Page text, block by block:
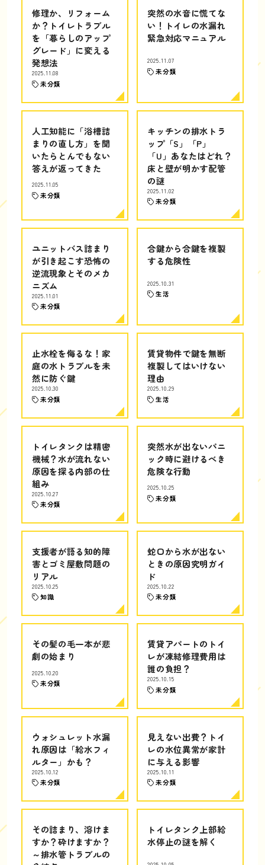
修理か、リフォーム
か？トイレトラブル
を「暮らしのアップ
グレード」に変える
発想法
2025.11.08
未分類
突然の水音に慌てな
い！トイレの水漏れ
緊急対応マニュアル
2025.11.07
未分類
人工知能に「浴槽詰
まりの直し方」を聞
いたらとんでもない
答えが返ってきた
2025.11.05
未分類
キッチンの排水トラ
ップ「S」「P」
「U」あなたはどれ？
床と壁が明かす配管
の謎
2025.11.02
未分類
ユニットバス詰まり
が引き起こす恐怖の
逆流現象とそのメカ
ニズム
2025.11.01
未分類
合鍵から合鍵を複製
する危険性
2025.10.31
生活
止水栓を侮るな！家
庭の水トラブルを未
然に防ぐ鍵
2025.10.30
未分類
賃貸物件で鍵を無断
複製してはいけない
理由
2025.10.29
生活
トイレタンクは精密
機械？水が流れない
原因を探る内部の仕
組み
2025.10.27
未分類
突然水が出ないパニ
ック時に避けるべき
危険な行動
2025.10.25
未分類
支援者が語る知的障
害とゴミ屋敷問題の
リアル
2025.10.25
知識
蛇口から水が出ない
ときの原因究明ガイ
ド
2025.10.22
未分類
その髪の毛一本が悲
劇の始まり
2025.10.20
未分類
賃貸アパートのトイ
レが凍結修理費用は
誰の負担？
2025.10.15
未分類
ウォシュレット水漏
れ原因は「給水フィ
ルター」かも？
2025.10.12
未分類
見えない出費？トイ
レの水位異常が家計
に与える影響
2025.10.11
未分類
その詰まり、溶けま
すか？砕けますか？
～排水管トラブルの
トイレタンク上部給
水停止の謎を解く